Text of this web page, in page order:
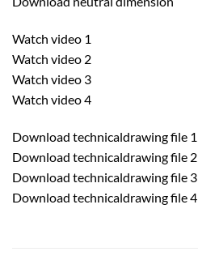
Watch video 1
Watch video 2
Watch video 3
Watch video 4
Download technicaldrawing file 1
Download technicaldrawing file 2
Download technicaldrawing file 3
Download technicaldrawing file 4